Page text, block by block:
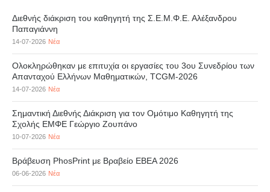
Διεθνής διάκριση του καθηγητή της Σ.Ε.Μ.Φ.Ε. Αλέξανδρου
Παπαγιάννη
14-07-2026 Νέα
Ολοκληρώθηκαν με επιτυχία οι εργασίες του 3ου Συνεδρίου των
Απανταχού Ελλήνων Μαθηματικών, TCGM-2026
14-07-2026 Νέα
Σημαντική Διεθνής Διάκριση για τον Ομότιμο Καθηγητή της
Σχολής ΕΜΦΕ Γεώργιο Ζουπάνο
10-07-2026 Νέα
Βράβευση PhosPrint με Βραβείο ΕΒΕΑ 2026
06-06-2026 Νέα